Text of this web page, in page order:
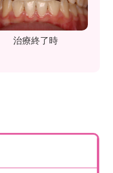
治療終了時